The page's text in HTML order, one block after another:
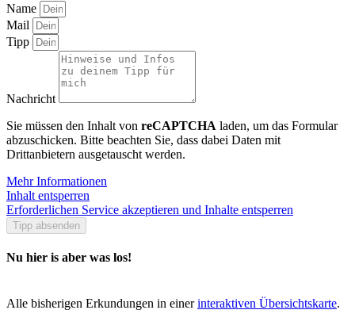
Name
Mail
Tipp
Nachricht
Sie müssen den Inhalt von reCAPTCHA laden, um das Formular
abzuschicken. Bitte beachten Sie, dass dabei Daten mit
Drittanbietern ausgetauscht werden.
Mehr Informationen
Inhalt entsperren
Erforderlichen Service akzeptieren und Inhalte entsperren
Tipp absenden
Nu hier is aber was los!
Alle bisherigen Erkundungen in einerinteraktiven Übersichtskarte.